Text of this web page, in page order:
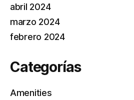
abril 2024
marzo 2024
febrero 2024
Categorías
Amenities